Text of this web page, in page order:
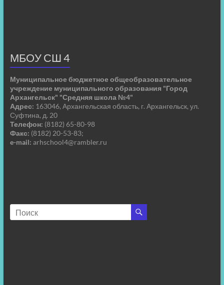
МБОУ СШ 4
Муниципальное бюджетное общеобразовательное
учреждение муниципального образования "Город
Архангельск" "Средняя школа №4"
Адрес: 163046, Архангельская область, г. Архангельск, ул.
Суфтина, д. 20
Телефон: (8182) 65-80-98
Факс: (8182) 20-53-83;
e-mail: arhschool4@rambler.ru